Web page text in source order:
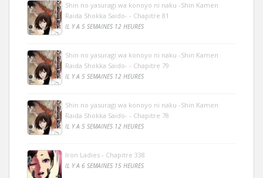
Shin no yasuragi wa konoyo ni naku -Shin Kamen
Raida Shokka Saido- - Chapitre 81
IL Y A 5 SEMAINES 12 HEURES
Shin no yasuragi wa konoyo ni naku -Shin Kamen
Raida Shokka Saido- - Chapitre 79
IL Y A 5 SEMAINES 12 HEURES
Shin no yasuragi wa konoyo ni naku -Shin Kamen
Raida Shokka Saido- - Chapitre 78
IL Y A 5 SEMAINES 12 HEURES
Iron Ladies - Chapitre 338
IL Y A 6 SEMAINES 15 HEURES